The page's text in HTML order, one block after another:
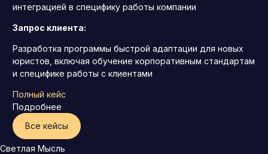
интеграцией в специфику работы компании
Запрос клиента:
Разработка программы быстрой адаптации для новых
юристов, включая обучение корпоративным стандартам
и специфике работы с клиентами
Полный кейс
Подробнее
Все кейсы
Светлая Мысль